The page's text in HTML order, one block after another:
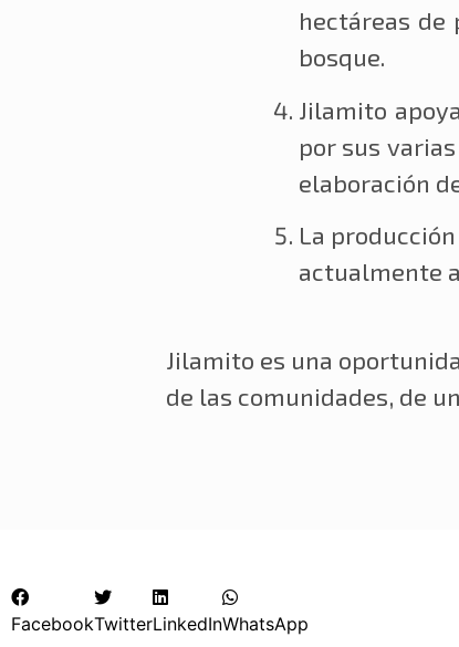
hectáreas de
bosque.
Jilamito
por sus
elaboración
La
actualmente
Jilamito es una
de las comunidades, de
FacebookTwitterLinkedInWhatsApp